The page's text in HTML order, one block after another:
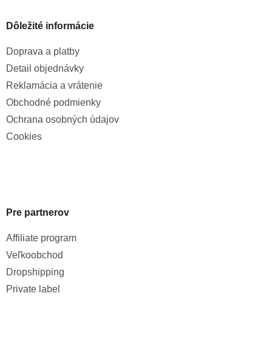
Dôležité informácie
Doprava a platby
Detail objednávky
Reklamácia a vrátenie
Obchodné podmienky
Ochrana osobných údajov
Cookies
Pre partnerov
Affiliate program
Veľkoobchod
Dropshipping
Private label